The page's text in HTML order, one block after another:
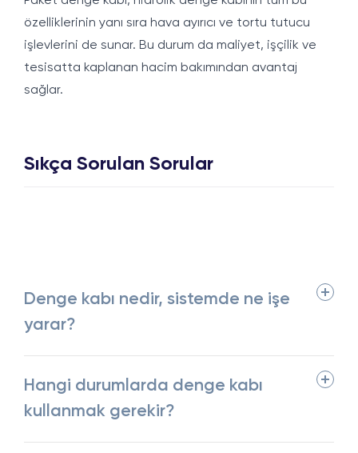
özelliklerinin yanı sıra hava ayırıcı ve tortu tutucu
işlevlerini de sunar. Bu durum da maliyet, işçilik ve
tesisatta kaplanan hacim bakımından avantaj
sağlar.
Sıkça Sorulan Sorular
Denge kabı nedir, sistemde ne işe
yarar?
Hangi durumlarda denge kabı
kullanmak gerekir?